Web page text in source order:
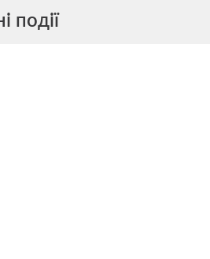
події